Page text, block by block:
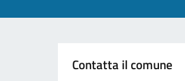
Contatta il comune